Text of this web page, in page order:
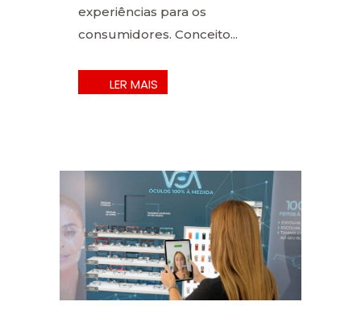
experiências para os
consumidores. Conceito...